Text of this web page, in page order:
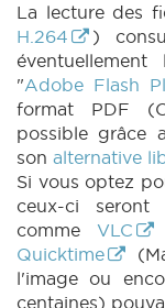
La lecture des
H.264
)
"Adobe Flash
format PDF
possible grâce
son alternative
Si vous optez
ceux-ci seront
comme VLC
Quicktime
l'image ou
centaines)